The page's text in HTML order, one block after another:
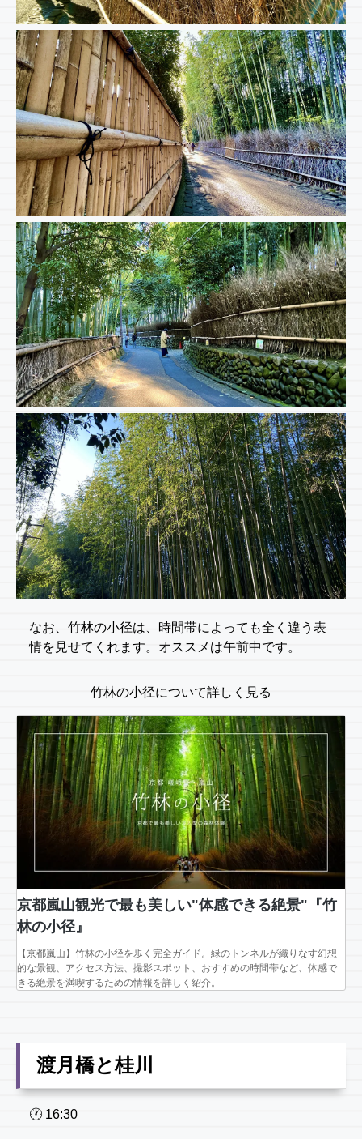
なお、竹林の小径は、時間帯によっても全く違う表
情を見せてくれます。オススメは午前中です。
竹林の小径について詳しく見る
京都嵐山観光で最も美しい"体感できる絶景"『竹
林の小径』
【京都嵐山】竹林の小径を歩く完全ガイド。緑のトンネルが織りなす幻想
的な景観、アクセス方法、撮影スポット、おすすめの時間帯など、体感で
きる絶景を満喫するための情報を詳しく紹介。
渡月橋と桂川
🕐️ 16:30